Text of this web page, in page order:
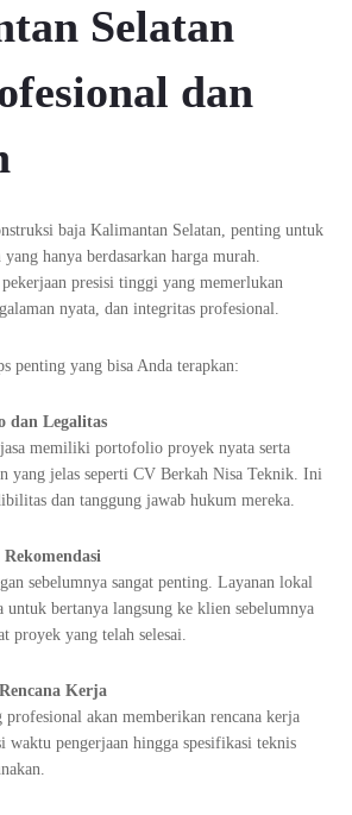
Selatan
dan
baja Kalimantan Selatan, penting untuk
hanya berdasarkan harga murah.
presisi tinggi yang memerlukan
nyata, dan integritas profesional.
penting yang bisa Anda terapkan:
dan Legalitas
memiliki portofolio proyek nyata serta
yang jelas seperti CV Berkah Nisa Teknik. Ini
dan tanggung jawab hukum mereka.
sebelumnya sangat penting. Layanan lokal
untuk bertanya langsung ke klien sebelumnya
proyek yang telah selesai.
Kerja
profesional akan memberikan rencana kerja
waktu pengerjaan hingga spesifikasi teknis